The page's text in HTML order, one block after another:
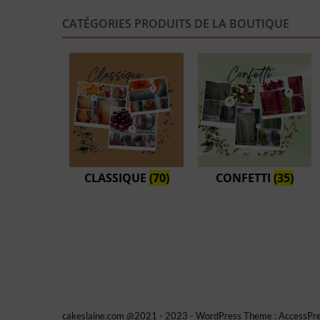
CATÉGORIES PRODUITS DE LA BOUTIQUE
CLASSIQUE (70) CONFETTI(35)
cakeslaine.com @2021 - 2023 - WordPress Theme :